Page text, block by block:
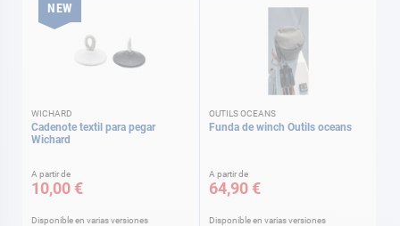
NEW
WICHARD
Cadenote textil para pegar
Wichard
A partir de
10,00 €
Disponible en varias versiones
OUTILS OCEANS
Funda de winch Outils oceans
A partir de
64,90 €
Disponible en varias versiones